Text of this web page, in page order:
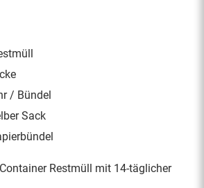
/ Bündel
Sack
Restmüll mit 14-täglicher